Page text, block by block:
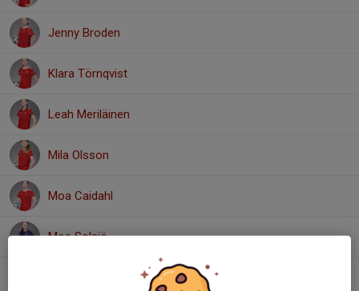
Jenny Broden
Klara Törnqvist
Leah Meriläinen
Mila Olsson
Moa Caidahl
Moa Solsjö